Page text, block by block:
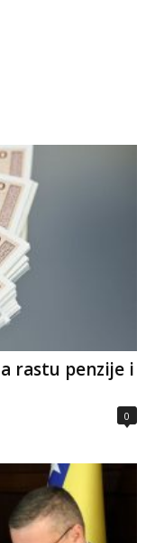
rastu penzije i
0